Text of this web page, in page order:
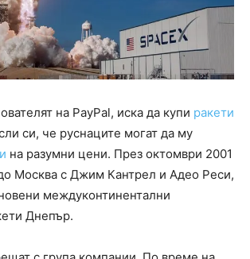
на PayPal, иска да купи ракети
си, че руснаците могат да му
на разумни цени. През октомври 2001
Москва с Джим Кантрел и Адео Реси,
междуконтинентални
Днепър.